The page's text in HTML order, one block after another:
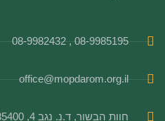
08-9985195 , 08-9982432
office@mopdarom.org.il
חוות הבשור, ד.נ. נגב 4, 85400